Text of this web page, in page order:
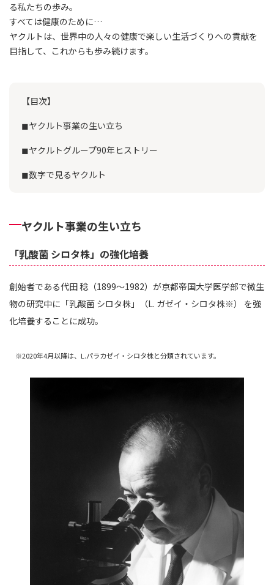
ヤクルト）1000（1パック7本 ヤクルト４００Ｗ（1
る私たちの歩み。
すべては健康のために…
ヤクルトは、世界中の人々の健康で楽しい生活づくりへの貢献を
目指して、これからも歩み続けます。
【目次】
◼︎ヤクルト事業の生い立ち
◼︎ヤクルトグループ90年ヒストリー
◼︎数字で見るヤクルト
ヤクルト事業の生い立ち
「乳酸菌 シロタ株」の強化培養
創始者である代田 稔（1899～1982）が京都帝国大学医学部で微生
物の研究中に「乳酸菌 シロタ株」（L. ガゼイ・シロタ株※） を強
化培養することに成功。
※2020年4月以降は、L.パラカゼイ・シロタ株と分類されています。